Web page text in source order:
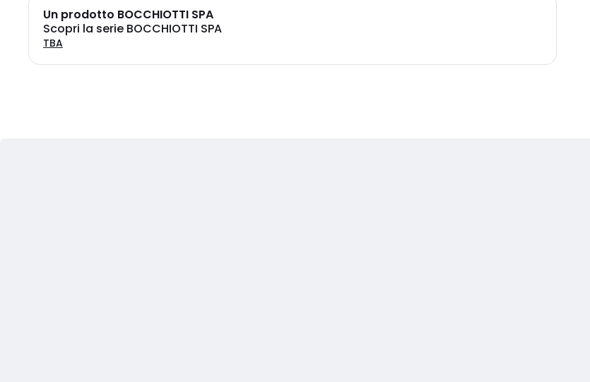
Un prodotto BOCCHIOTTI SPA
Scopri la serie BOCCHIOTTI SPA
TBA